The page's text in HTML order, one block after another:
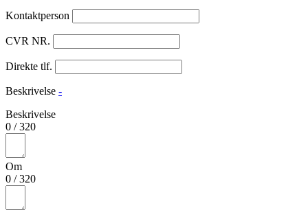
Kontaktperson
CVR NR.
Direkte tlf.
Beskrivelse -
Beskrivelse
0 /320
Om
0 /320